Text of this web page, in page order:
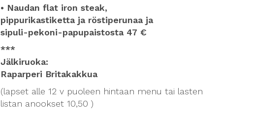
• Naudan flat iron steak,
pippurikastiketta ja röstiperunaa ja
sipuli-pekoni-papupaistosta 47 €
***
Jälkiruoka:
Raparperi Britakakkua
(lapset alle 12 v puoleen hintaan menu tai lasten
listan anookset 10,50 )